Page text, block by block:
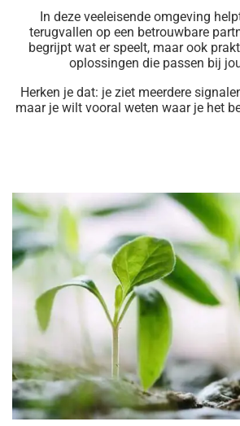
In deze veeleisende omgeving
terugvallen op een betrouwbare
begrijpt wat er speelt, maar ook
oplossingen die passen bij
Herken je dat: je ziet meerdere
maar je wilt vooral weten waar je het